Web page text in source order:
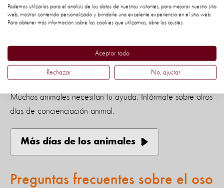
organizaciones y gobiernos para que salvaguarden a
los animales y sus hábitats.
Suscríbete a nuestro boletínpara descubrir más formas
en que puede ayudar a los osos hormigueros y a otras
especies silvestres.
Muchos animales necesitan tu ayuda. Infórmate sobre otros
días de concienciación animal.
Más días de los animales
Preguntas frecuentes sobre el oso
Podemos utilizarlas para el análisis de los datos de nuestros visitantes, para mejorar nuestro sitio
web, mostrar contenido personalizado y brindarle una excelente experiencia en el sitio web.
Para obtener más información sobre las cookies que utilizamos, abre los ajustes.
Aceptar todo
Rechazar No, ajustar